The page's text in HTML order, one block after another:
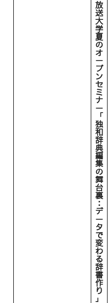
放
送
大
学
夏
の
オ
ー
プ
ン
セ
ミ
ナ
ー
「
独
和
辞
典
編
集
の
舞
台
裏
：
デ
ー
タ
で
変
わ
る
辞
書
作
り
」